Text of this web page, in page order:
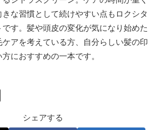
な習慣として続けやすい点もロクシタ
です。髪や頭皮の変化が気になり始めた
アを考えている方、自分らしい髪の印
におすすめの一本です。
シェアする